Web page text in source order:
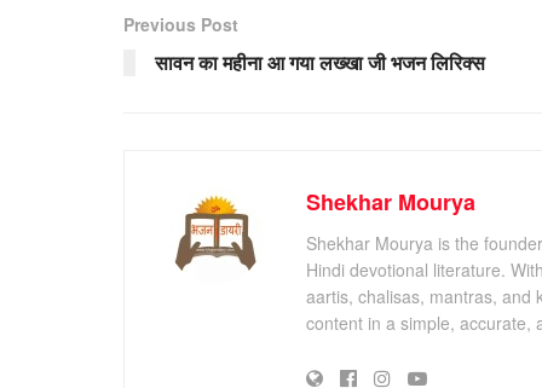
Previous Post
सावन का महीना आ गया लख्खा जी भजन लिरिक्स
Shekhar Mourya
Shekhar Mourya is the
Hindi devotional literature.
aartis, chalisas, mantras, and
content in a simple, accurate,